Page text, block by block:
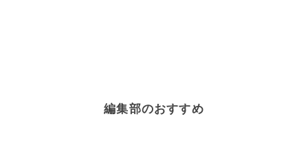
編集部のおすすめ